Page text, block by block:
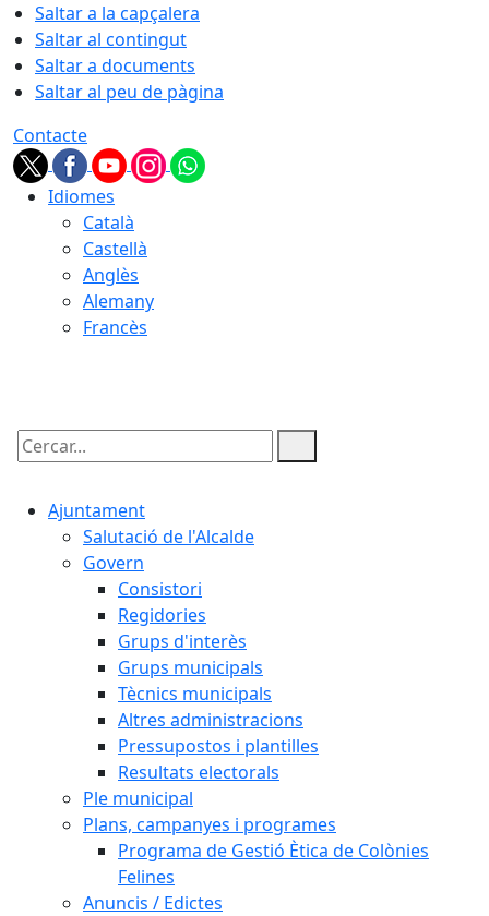
Saltar a la capçalera
Saltar al contingut
Saltar a documents
Saltar al peu de pàgina
Contacte
Idiomes
Català
Castellà
Anglès
Alemany
Francès
Cercar:
Ajuntament
Salutació de l'Alcalde
Govern
Consistori
Regidories
Grups d'interès
Grups municipals
Tècnics municipals
Altres administracions
Pressupostos i plantilles
Resultats electorals
Ple municipal
Plans, campanyes i programes
Programa de Gestió Ètica de Colònies
Felines
Anuncis / Edictes